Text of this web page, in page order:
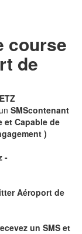
course
de
SMScontenant
et Capable de
)
-
Aéroport de
un SMS et